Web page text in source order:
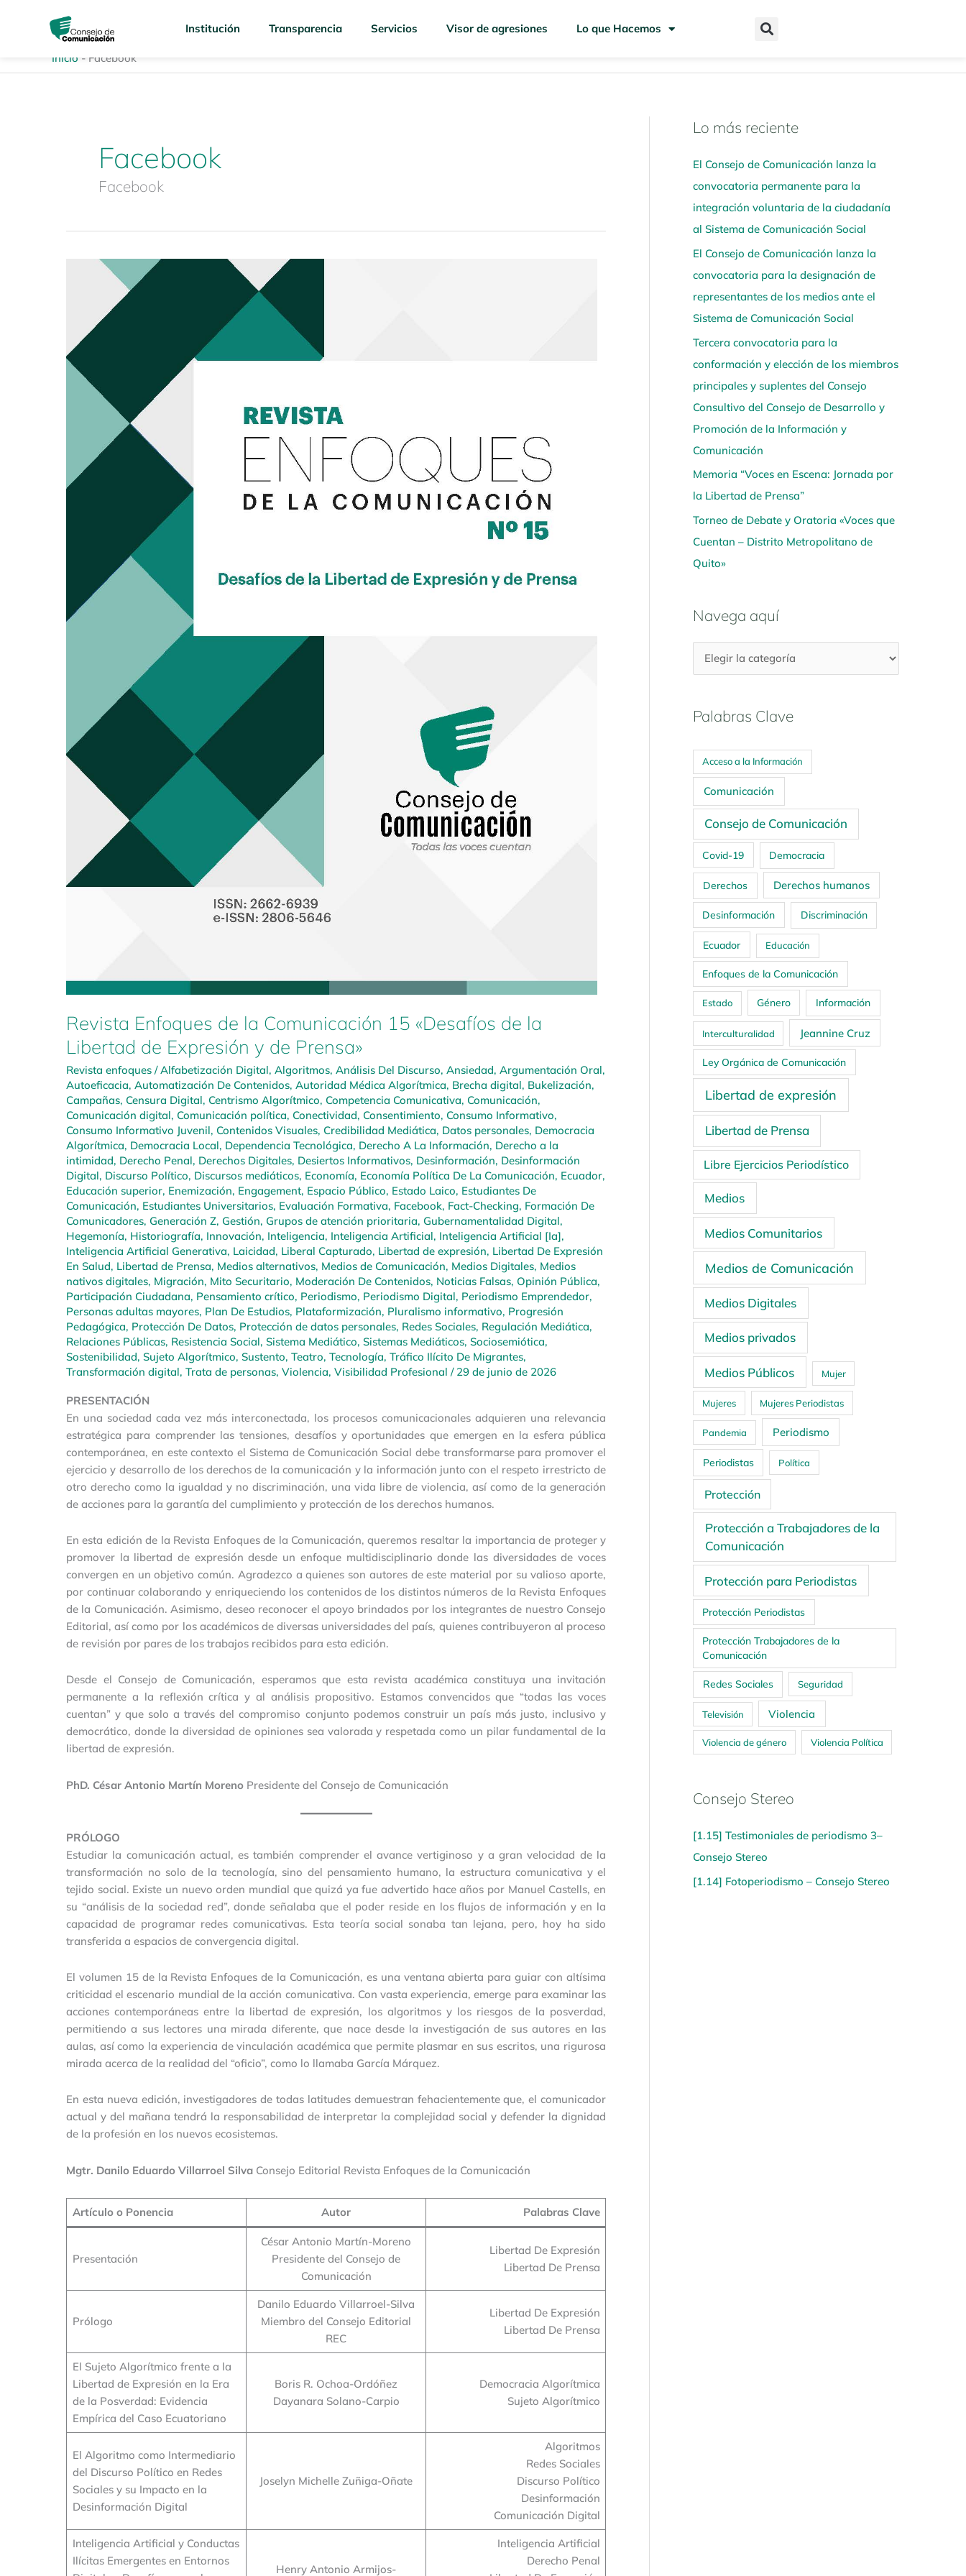
Institución Transparencia Servicios Visor de agresiones Lo que Hacemos
Inicio - Facebook
Facebook
Facebook
Revista Enfoques de la Comunicación 15 «Desafíos de la
Libertad de Expresión y de Prensa»
Revista enfoques /Alfabetización Digital, Algoritmos, Análisis Del Discurso, Ansiedad, Argumentación Oral,
Autoeficacia, Automatización De Contenidos, Autoridad Médica Algorítmica, Brecha digital, Bukelización,
Campañas, Censura Digital, Centrismo Algorítmico, Competencia Comunicativa, Comunicación,
Comunicación digital, Comunicación política, Conectividad, Consentimiento, Consumo Informativo,
Consumo Informativo Juvenil, Contenidos Visuales, Credibilidad Mediática, Datos personales, Democracia
Algorítmica, Democracia Local, Dependencia Tecnológica, Derecho A La Información, Derecho a la
intimidad, Derecho Penal, Derechos Digitales, Desiertos Informativos, Desinformación, Desinformación
Digital, Discurso Político, Discursos mediáticos, Economía, Economía Política De La Comunicación, Ecuador,
Educación superior, Enemización, Engagement, Espacio Público, Estado Laico, Estudiantes De
Comunicación, Estudiantes Universitarios, Evaluación Formativa, Facebook, Fact-Checking, Formación De
Comunicadores, Generación Z, Gestión, Grupos de atención prioritaria, Gubernamentalidad Digital,
Hegemonía, Historiografía, Innovación, Inteligencia, Inteligencia Artificial, Inteligencia Artificial [Ia],
Inteligencia Artificial Generativa, Laicidad, Liberal Capturado, Libertad de expresión, Libertad De Expresión
En Salud, Libertad de Prensa, Medios alternativos, Medios de Comunicación, Medios Digitales, Medios
nativos digitales, Migración, Mito Securitario, Moderación De Contenidos, Noticias Falsas, Opinión Pública,
Participación Ciudadana, Pensamiento crítico, Periodismo, Periodismo Digital, Periodismo Emprendedor,
Personas adultas mayores, Plan De Estudios, Plataformización, Pluralismo informativo, Progresión
Pedagógica, Protección De Datos, Protección de datos personales, Redes Sociales, Regulación Mediática,
Relaciones Públicas, Resistencia Social, Sistema Mediático, Sistemas Mediáticos, Sociosemiótica,
Sostenibilidad, Sujeto Algorítmico, Sustento, Teatro, Tecnología, Tráfico Ilícito De Migrantes,
Transformación digital, Trata de personas, Violencia, Visibilidad Profesional / 29 de junio de 2026
PRESENTACIÓN
En una sociedad cada vez más interconectada, los procesos comunicacionales adquieren una relevancia
estratégica para comprender las tensiones, desafíos y oportunidades que emergen en la esfera pública
contemporánea, en este contexto el Sistema de Comunicación Social debe transformarse para promover el
ejercicio y desarrollo de los derechos de la comunicación y la información junto con el respeto irrestricto de
otro derecho como la igualdad y no discriminación, una vida libre de violencia, así como de la generación
de acciones para la garantía del cumplimiento y protección de los derechos humanos.
En esta edición de la Revista Enfoques de la Comunicación, queremos resaltar la importancia de proteger y
promover la libertad de expresión desde un enfoque multidisciplinario donde las diversidades de voces
convergen en un objetivo común. Agradezco a quienes son autores de este material por su valioso aporte,
por continuar colaborando y enriqueciendo los contenidos de los distintos números de la Revista Enfoques
de la Comunicación. Asimismo, deseo reconocer el apoyo brindados por los integrantes de nuestro Consejo
Editorial, así como por los académicos de diversas universidades del país, quienes contribuyeron al proceso
de revisión por pares de los trabajos recibidos para esta edición.
Desde el Consejo de Comunicación, esperamos que esta revista académica constituya una invitación
permanente a la reflexión crítica y al análisis propositivo. Estamos convencidos que “todas las voces
cuentan” y que solo a través del compromiso conjunto podemos construir un país más justo, inclusivo y
democrático, donde la diversidad de opiniones sea valorada y respetada como un pilar fundamental de la
libertad de expresión.
PhD. César Antonio Martín Moreno Presidente del Consejo de Comunicación
PRÓLOGO
Estudiar la comunicación actual, es también comprender el avance vertiginoso y a gran velocidad de la
transformación no solo de la tecnología, sino del pensamiento humano, la estructura comunicativa y el
tejido social. Existe un nuevo orden mundial que quizá ya fue advertido hace años por Manuel Castells, en
su “análisis de la sociedad red”, donde señalaba que el poder reside en los flujos de información y en la
capacidad de programar redes comunicativas. Esta teoría social sonaba tan lejana, pero, hoy ha sido
transferida a espacios de convergencia digital.
El volumen 15 de la Revista Enfoques de la Comunicación, es una ventana abierta para guiar con altísima
criticidad el escenario mundial de la acción comunicativa. Con vasta experiencia, emerge para examinar las
acciones contemporáneas entre la libertad de expresión, los algoritmos y los riesgos de la posverdad,
permitiendo a sus lectores una mirada diferente, que nace desde la investigación de sus autores en las
aulas, así como la experiencia de vinculación académica que permite plasmar en sus escritos, una rigurosa
mirada acerca de la realidad del “oficio”, como lo llamaba García Márquez.
En esta nueva edición, investigadores de todas latitudes demuestran fehacientemente que, el comunicador
actual y del mañana tendrá la responsabilidad de interpretar la complejidad social y defender la dignidad
de la profesión en los nuevos ecosistemas.
Mgtr. Danilo Eduardo Villarroel Silva Consejo Editorial Revista Enfoques de la Comunicación
Artículo o Ponencia Autor Palabras Clave
Presentación
César Antonio Martín-Moreno
Presidente del Consejo de
Comunicación
Libertad De Expresión
Libertad De Prensa
Prólogo
Danilo Eduardo Villarroel-Silva
Miembro del Consejo Editorial
REC
Libertad De Expresión
Libertad De Prensa
El Sujeto Algorítmico frente a la
Libertad de Expresión en la Era
de la Posverdad: Evidencia
Empírica del Caso Ecuatoriano
Boris R. Ochoa-Ordóñez
Dayanara Solano-Carpio
Democracia Algorítmica
Sujeto Algorítmico
El Algoritmo como Intermediario
del Discurso Político en Redes
Sociales y su Impacto en la
Desinformación Digital
Joselyn Michelle Zuñiga-Oñate
Algoritmos
Redes Sociales
Discurso Político
Desinformación
Comunicación Digital
Inteligencia Artificial y Conductas
Ilícitas Emergentes en Entornos
Henry Antonio Armijos-
Inteligencia Artificial
Derecho Penal
Revista
Comunicación
15
«Desafíos
Expresión
de
Lo más reciente
El Consejo de Comunicación lanza la
convocatoria permanente para la
integración voluntaria de la ciudadanía
al Sistema de Comunicación Social
El Consejo de Comunicación lanza la
convocatoria para la designación de
representantes de los medios ante el
Sistema de Comunicación Social
Tercera convocatoria para la
conformación y elección de los miembros
principales y suplentes del Consejo
Consultivo del Consejo de Desarrollo y
Promoción de la Información y
Comunicación
Memoria “Voces en Escena: Jornada por
la Libertad de Prensa”
Torneo de Debate y Oratoria «Voces que
Cuentan – Distrito Metropolitano de
Quito»
Navega aquí
N
v
e
g
a
a
q
u
í
Palabras Clave
Acceso a la Información
Comunicación
Consejo de Comunicación
Covid-19 Democracia
Derechos Derechos humanos
Desinformación Discriminación
Ecuador Educación
Enfoques de la Comunicación
Estado Género Información
Interculturalidad Jeannine Cruz
Ley Orgánica de Comunicación
Libertad de expresión
Libertad de Prensa
Libre Ejercicios Periodístico
Medios
Medios Comunitarios
Medios de Comunicación
Medios Digitales
Medios privados
Medios Públicos Mujer
Mujeres Mujeres Periodistas
Pandemia Periodismo
Periodistas Política
Protección
Protección a Trabajadores de la
Comunicación
Protección para Periodistas
Protección Periodistas
Protección Trabajadores de la
Comunicación
Redes Sociales Seguridad
Televisión Violencia
Violencia de género Violencia Política
Consejo Stereo
[1.15] Testimoniales de periodismo 3–
Consejo Stereo
[1.14] Fotoperiodismo – Consejo Stereo